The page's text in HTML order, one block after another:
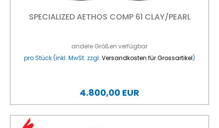
SPECIALIZED AETHOS COMP 61 CLAY/PEARL
andere Größen verfügbar
pro Stück (inkl. MwSt. zzgl. Versandkosten für Grossartikel)
4.800,00 EUR